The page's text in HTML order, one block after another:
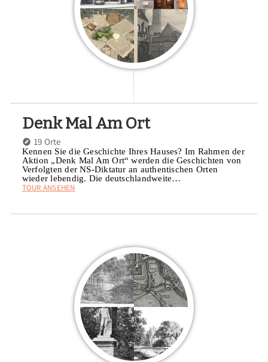
Denk Mal Am Ort
19 Orte
Kennen Sie die Geschichte Ihres Hauses? Im Rahmen der
Aktion „Denk Mal Am Ort“ werden die Geschichten von
Verfolgten der NS-Diktatur an authentischen Orten
wieder lebendig. Die deutschlandweite…
TOUR ANSEHEN